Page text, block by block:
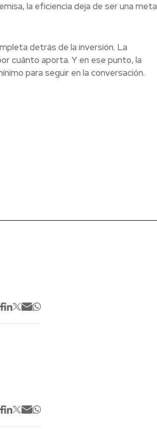
la eficiencia deja de ser una meta
detrás de la inversión. La
cuánto aporta. Y en ese punto, la
para seguir en la conversación.